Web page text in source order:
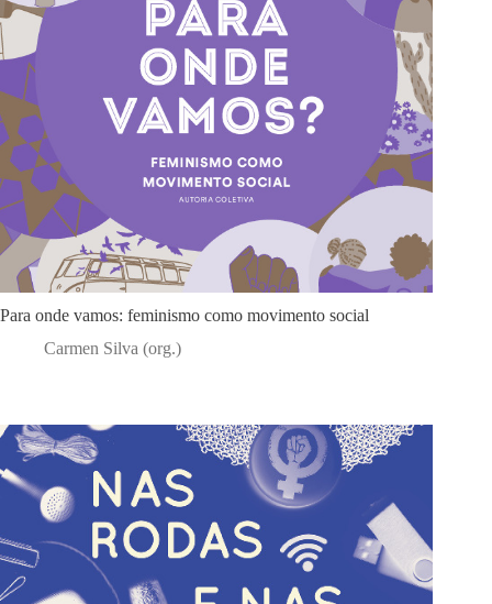
Para onde vamos: feminismo como movimento social
Carmen Silva (org.)